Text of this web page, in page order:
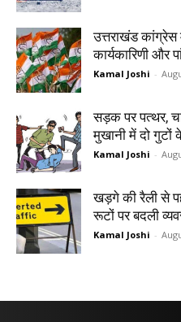
उत्तराखंड
कार्यकारिणी और
Kamal Joshi -
सड़क पर पत्थर,
मुखानी में दो गुटों
Kamal Joshi -
खड़गे की रैली से
रूटों पर बदली
Kamal Joshi -